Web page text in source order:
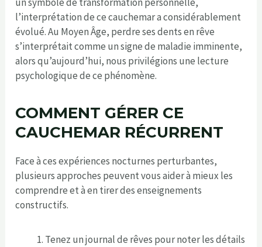
l’interprétation de ce cauchemar a considérablement
évolué. Au Moyen Âge, perdre ses dents en rêve
s’interprétait comme un signe de maladie imminente,
alors qu’aujourd’hui, nous privilégions une lecture
psychologique de ce phénomène.
COMMENT GÉRER CE
CAUCHEMAR RÉCURRENT
Face à ces expériences nocturnes perturbantes,
plusieurs approches peuvent vous aider à mieux les
comprendre et à en tirer des enseignements
constructifs.
Tenez un journal de rêves pour noter les détails